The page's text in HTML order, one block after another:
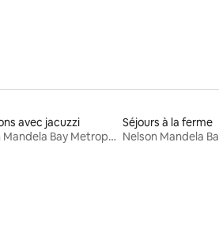
avec jacuzzi
Nelson Mandela Bay Metropolitan Municipality
Séjours à la ferme